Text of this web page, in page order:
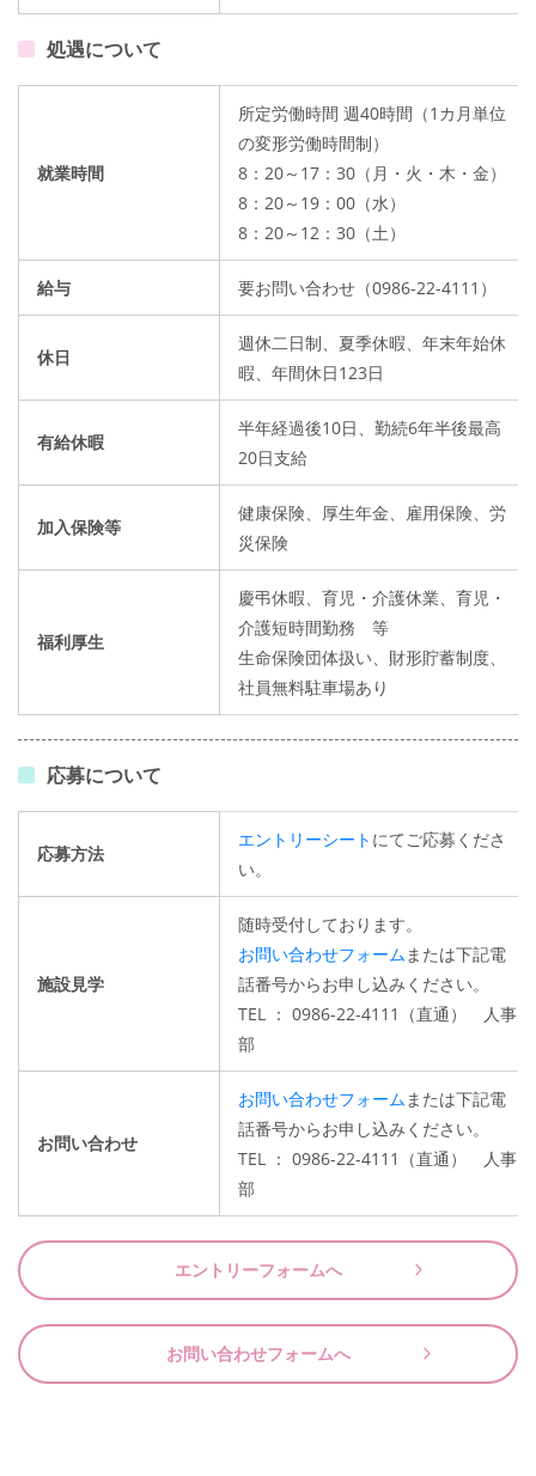
処遇について
就業時間
所定労働時間 週40時間（1カ月単位
の変形労働時間制）
8：20～17：30（月・火・木・金）
8：20～19：00（水）
8：20～12：30（土）
給与 要お問い合わせ（0986-22-4111）
休日
週休二日制、夏季休暇、年末年始休
暇、年間休日123日
有給休暇
半年経過後10日、勤続6年半後最高
20日支給
加入保険等
健康保険、厚生年金、雇用保険、労
災保険
福利厚生
慶弔休暇、育児・介護休業、育児・
介護短時間勤務 等
生命保険団体扱い、財形貯蓄制度、
社員無料駐車場あり
応募について
応募方法
エントリーシート にてご応募くださ
い。
施設見学
随時受付しております。
お問い合わせフォームまたは下記電
話番号からお申し込みください。
TEL ： 0986-22-4111（直通） 人事
部
お問い合わせ
お問い合わせフォームまたは下記電
話番号からお申し込みください。
TEL ： 0986-22-4111（直通） 人事
部
エントリーフォームへ
お問い合わせフォームへ